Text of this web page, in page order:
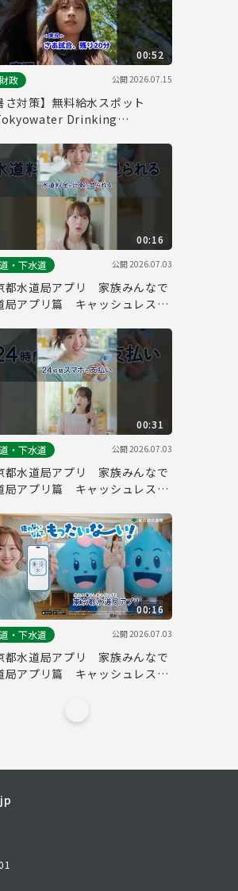
00:52
政
公開2026.07.15
さ対策】無料給水スポット
Drinking
00:16
・下水道
公開2026.07.03
都水道局アプリ 家族みんなで
局アプリ篇 キャッシュレス・
00:31
・下水道
公開2026.07.03
都水道局アプリ 家族みんなで
局アプリ篇 キャッシュレス・
00:16
・下水道
公開2026.07.03
都水道局アプリ 家族みんなで
局アプリ篇 キャッシュレス・